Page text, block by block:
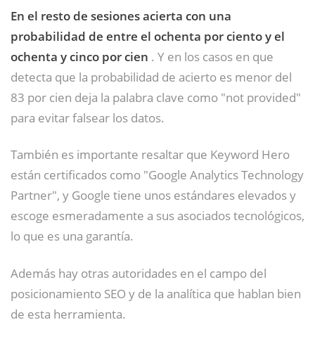
En el resto de sesiones acierta con una
probabilidad de entre el ochenta por ciento y el
ochenta y cinco por cien . Y en los casos en que
detecta que la probabilidad de acierto es menor del
83 por cien deja la palabra clave como "not provided"
para evitar falsear los datos.
También es importante resaltar que Keyword Hero
están certificados como "Google Analytics Technology
Partner", y Google tiene unos estándares elevados y
escoge esmeradamente a sus asociados tecnológicos,
lo que es una garantía.
Además hay otras autoridades en el campo del
posicionamiento SEO y de la analítica que hablan bien
de esta herramienta.